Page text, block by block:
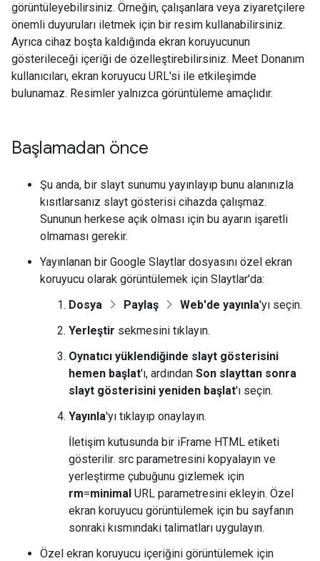
görüntüleyebilirsiniz. Örneğin, çalışanlara veya ziyaretçilere
önemli duyuruları iletmek için bir resim kullanabilirsiniz.
Ayrıca cihaz boşta kaldığında ekran koruyucunun
gösterileceği içeriği de özelleştirebilirsiniz. Meet Donanım
kullanıcıları, ekran koruyucu URL'si ile etkileşimde
bulunamaz. Resimler yalnızca görüntüleme amaçlıdır.
Başlamadan önce
Şu anda, bir slayt sunumu yayınlayıp bunu alanınızla
kısıtlarsanız slayt gösterisi cihazda çalışmaz.
Sununun herkese açık olması için bu ayarın işaretli
olmaması gerekir.
Yayınlanan bir Google Slaytlar dosyasını özel ekran
koruyucu olarak görüntülemek için Slaytlar'da:
Dosya
Paylaş Web'de yayınla'yı seçin.
Yerleştir sekmesini tıklayın.
Oynatıcı yüklendiğinde slayt gösterisini
hemen başlat'ı, ardından Son slayttan sonra
slayt gösterisini yeniden başlat'ı seçin.
Yayınla'yı tıklayıp onaylayın.
İletişim kutusunda bir iFrame HTML etiketi
gösterilir. src parametresini kopyalayın ve
yerleştirme çubuğunu gizlemek için
rm=minimal URL parametresini ekleyin. Özel
ekran koruyucu görüntülemek için bu sayfanın
sonraki kısmındaki talimatları uygulayın.
Özel ekran koruyucu içeriğini görüntülemek için